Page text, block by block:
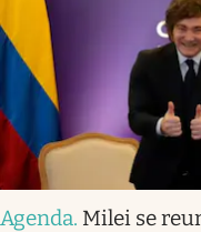
Agenda. Milei se